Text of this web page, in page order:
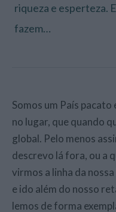
riqueza e esperteza.
fazem…
Somos um País pacato e confiável, com a autoestima
no lugar, que quando
global. Pelo menos
descrevo lá fora, ou a
virmos a linha da
e ido além do nosso
lemos de forma